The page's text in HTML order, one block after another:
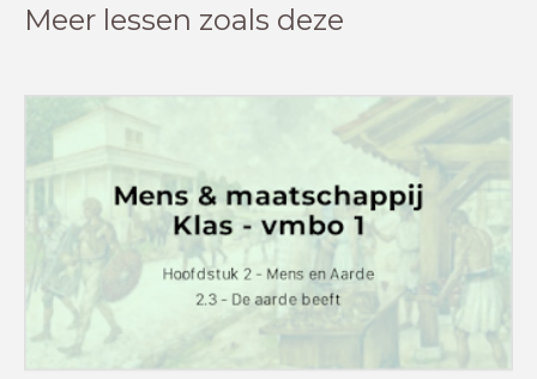
Meer lessen zoals deze